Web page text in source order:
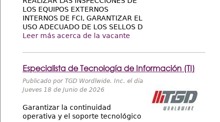
LOS EQUIPOS EXTERNOS
INTERNOS DE FCI, GARANTIZAR EL
USO ADECUADO DE LOS SELLOS D
Leer más acerca de la vacante
Especialista de Tecnología de Información (TI)
Publicado por TGD Wordlwide. Inc. el día
Jueves 18 de Junio de 2026
Garantizar la continuidad
operativa y el soporte tecnológico